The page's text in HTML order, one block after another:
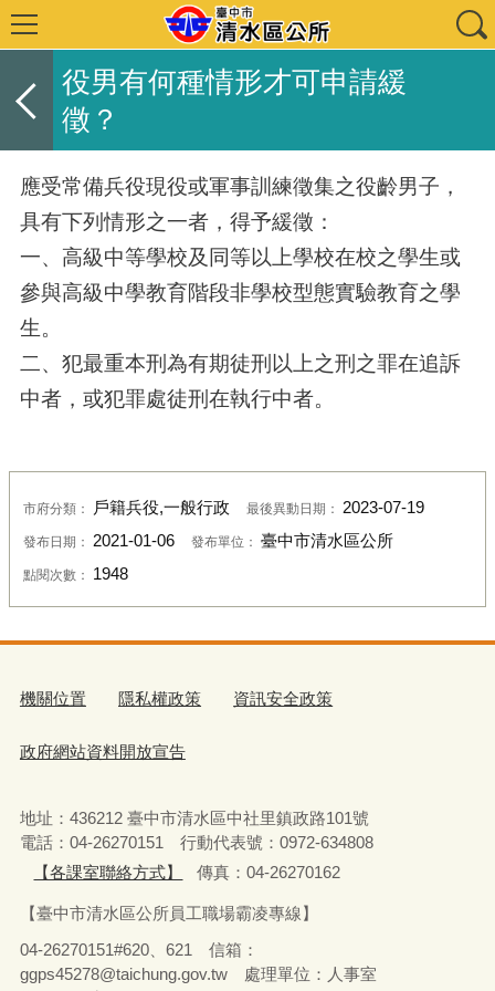
役男有何種情形才可申請緩
徵？
應受常備兵役現役或軍事訓練徵集之役齡男子，
具有下列情形之一者，得予緩徵：
一、高級中等學校及同等以上學校在校之學生或
參與高級中學教育階段非學校型態實驗教育之學
生。
二、犯最重本刑為有期徒刑以上之刑之罪在追訴
中者，或犯罪處徒刑在執行中者。
市府分類： 戶籍兵役,一般行政 最後異動日期： 2023-07-19
發布日期： 2021-01-06 發布單位： 臺中市清水區公所
點閱次數： 1948
機關位置 隱私權政策 資訊安全政策
政府網站資料開放宣告
地址：436212 臺中市清水區中社里鎮政路101號
電話：04-26270151 行動代表號：0972-634808
【各課室聯絡方式】
傳真：04-26270162
【臺中市清水區公所員工職場霸凌專線】
04-26270151#620、621 信箱：
ggps45278@taichung.gov.tw 處理單位：人事室